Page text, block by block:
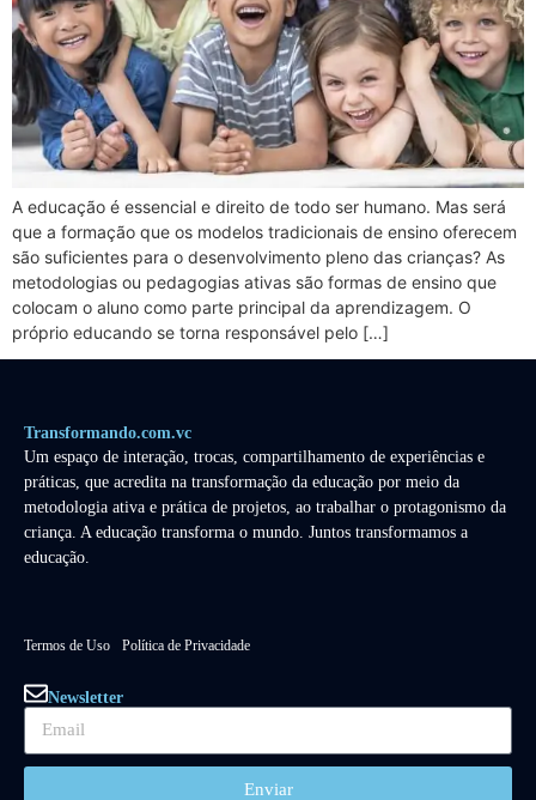
A educação é essencial e direito de todo ser humano. Mas será
que a formação que os modelos tradicionais de ensino oferecem
são suficientes para o desenvolvimento pleno das crianças? As
metodologias ou pedagogias ativas são formas de ensino que
colocam o aluno como parte principal da aprendizagem. O
próprio educando se torna responsável pelo […]
Transformando.com.vc
Um espaço de interação, trocas, compartilhamento de experiências e
práticas, que acredita na transformação da educação por meio da
metodologia ativa e prática de projetos, ao trabalhar o protagonismo da
criança. A educação transforma o mundo. Juntos transformamos a
educação.
Termos de Uso Política de Privacidade
Newsletter
Enviar